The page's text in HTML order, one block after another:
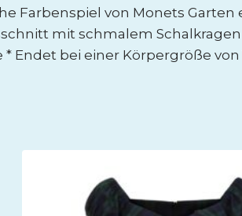
Farbenspiel von Monets
mit schmalem
Endet bei einer Körpergröße von